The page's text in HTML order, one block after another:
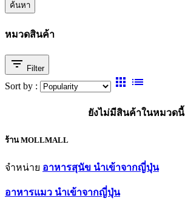
ค้นหา
หมวดสินค้า
filter_list Filter
Sort by : apps list
ยังไม่มีสินค้าในหมวดนี้
ร้าน MOLLMALL
จำหน่าย อาหารสุนัข นำเข้าจากญี่ปุ่น
อาหารแมว นำเข้าจากญี่ปุ่น